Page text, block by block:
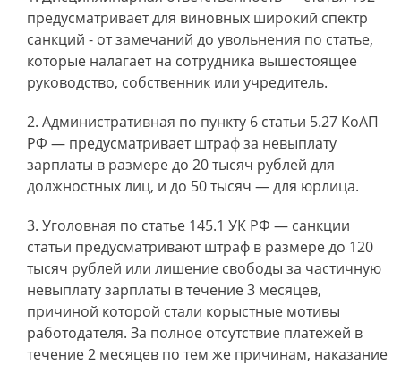
предусматривает для виновных широкий спектр
санкций - от замечаний до увольнения по статье,
которые налагает на сотрудника вышестоящее
руководство, собственник или учредитель.
Административная по пункту 6 статьи 5.27 КоАП
РФ — предусматривает штраф за невыплату
зарплаты в размере до 20 тысяч рублей для
должностных лиц, и до 50 тысяч — для юрлица.
Уголовная по статье 145.1 УК РФ — санкции
статьи предусматривают штраф в размере до 120
тысяч рублей или лишение свободы за частичную
невыплату зарплаты в течение 3 месяцев,
причиной которой стали корыстные мотивы
работодателя. За полное отсутствие платежей в
течение 2 месяцев по тем же причинам, наказание